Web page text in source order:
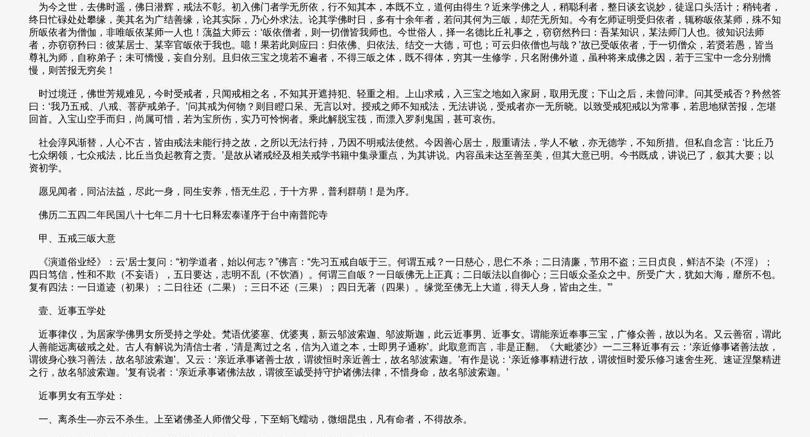
为今之世，去佛时遥，佛日潜辉，戒法不彰。初入佛门者学无所依，行不知其本，本既不立，道何由得生？近来学佛之人，稍聪利者，整日谈玄说妙，徒逞口头活计；稍钝者，
终日忙碌处处攀缘，美其名为广结善缘，论其实际，乃心外求法。论其学佛时日，多有十余年者，若问其何为三皈，却茫无所知。今有乞师证明受归依者，辄称皈依某师，殊不知
所皈依者为僧伽，非唯皈依某师一人也！蕅益大师云：‘皈依僧者，则一切僧皆我师也。今世俗人，择一名德比丘礼事之，窃窃然矜曰：吾某知识，某法师门人也。彼知识法师
者，亦窃窃矜曰：彼某居士、某宰官皈依于我也。噫！果若此则应曰：归依佛、归依法、结交一大德，可也；可云归依僧也与哉？’故已受皈依者，于一切僧众，若贤若愚，皆当
尊礼为师，自称弟子；未可憍慢，妄自分别。且归依三宝之境若不遍者，不得三皈之体，既不得体，穷其一生修学，只名附佛外道，虽种将来成佛之因，若于三宝中一念分别憍
慢，则苦报无穷矣！
时过境迁，佛世芳规难见，今时受戒者，只闻戒相之名，不知其开遮持犯、轻重之相。上山求戒，入三宝之地如入家厨，取用无度；下山之后，未曾问津。问其受戒否？矜然答
曰：‘我乃五戒、八戒、菩萨戒弟子。’问其戒为何物？则目瞪口呆、无言以对。授戒之师不知戒法，无法讲说，受戒者亦一无所晓。以致受戒犯戒以为常事，若思地狱苦报，怎堪
回首。入宝山空手而归，尚属可惜，若为宝所伤，实乃可怜悯者。乘此解脱宝筏，而漂入罗刹鬼国，甚可哀伤。
社会淳风渐替，人心不古，皆由戒法未能行持之故，之所以无法行持，乃因不明戒法使然。今因善心居士，殷重请法，学人不敏，亦无德学，不知所措。但私自念言：‘比丘乃
七众纲领，七众戒法，比丘当负起教育之责。’是故从诸戒经及相关戒学书籍中集录重点，为其讲说。内容虽未达至善至美，但其大意已明。今书既成，讲说已了，叙其大要；以
资初学。
愿见闻者，同沾法益，尽此一身，同生安养，悟无生忍，于十方界，普利群萌！是为序。
佛历二五四二年民国八十七年二月十七日释宏泰谨序于台中南普陀寺
甲、五戒三皈大意
《演道俗业经》：云‘居士复问：“初学道者，始以何志？”佛言：“先习五戒自皈于三。何谓五戒？一日慈心，思仁不杀；二日清廉，节用不盗；三日贞良，鲜洁不染（不淫）；
四日笃信，性和不欺（不妄语），五日要达，志明不乱（不饮酒）。何谓三自皈？一日皈佛无上正真；二日皈法以自御心；三日皈众圣众之中。所受广大，犹如大海，靡所不包。
复有四法：一日道迹（初果）；二日往还（二果）；三日不还（三果）；四日无著（四果）。缘觉至佛无上大道，得天人身，皆由之生。”’
壹、近事五学处
近事律仪，为居家学佛男女所受持之学处。梵语优婆塞、优婆夷，新云邬波索迦、邬波斯迦，此云近事男、近事女。谓能亲近奉事三宝，广修众善，故以为名。又云善宿，谓此
人善能远离破戒之处。古人有解说为清信士者，‘清是离过之名，信为入道之本，士即男子通称’。此取意而言，非是正翻。《大毗婆沙》一二三释近事有云：‘亲近修事诸善法故，
谓彼身心狭习善法，故名邬波索迦’。又云：‘亲近承事诸善士故，谓彼恒时亲近善士，故名邬波索迦。’有作是说：‘亲近修事精进行故，谓彼恒时爱乐修习速舍生死、速证涅槃精进
之行，故名邬波索迦。’复有说者：‘亲近承事诸佛法故，谓彼至诚受持守护诸佛法律，不惜身命，故名邬波索迦。’
近事男女有五学处：
一、离杀生—亦云不杀生。上至诸佛圣人师僧父母，下至蜎飞蠕动，微细昆虫，凡有命者，不得故杀。